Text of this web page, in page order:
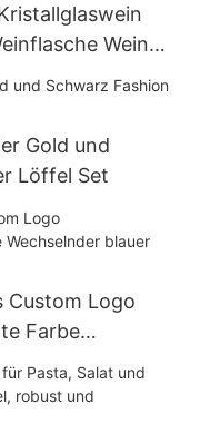
Wein
Gold und
Löffel Set
Custom Logo
Farbe
15oz